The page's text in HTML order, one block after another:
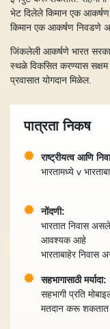
भेट दिलेले किमान एक
किमान एक आकर्षण निवडणे
जिंकलेली आकर्षणे भारत
स्थळे विकसित करण्यास सक्षम
प्रवासात योगदान मिळेल.
पात्रता निकष
राष्ट्रीयत्व आणि
भारतामध्ये v
नोंदणी:
भारतात निवास
आवश्यक आहे
भारताबाहेर
सहभागासाठी मर्यादा:
सहभागी प्रति
मतदान करू शकतात